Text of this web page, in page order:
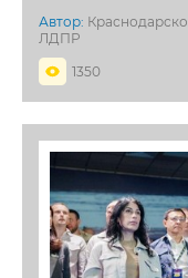
Автор:
ЛДПР
1350